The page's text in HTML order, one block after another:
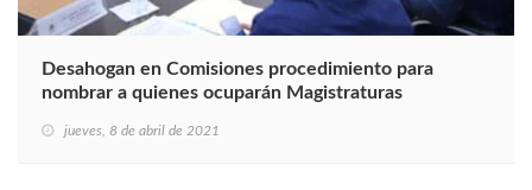
Desahogan en Comisiones procedimiento para
nombrar a quienes ocuparán Magistraturas
jueves, 8 de abril de 2021